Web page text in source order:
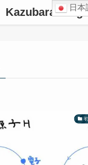
Kazubara Blog
日本